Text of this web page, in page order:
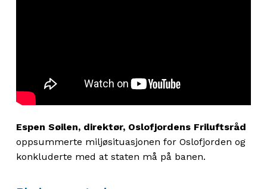
Espen Søilen, direktør, Oslofjordens Friluftsråd
oppsummerte miljøsituasjonen for Oslofjorden og
konkluderte med at staten må på banen.